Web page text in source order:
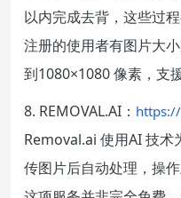
以内完成去背，这些过
注册的使用者有图片大
到1080×1080 像素，支
8. REMOVAL.AI：
Removal.ai 使用AI 技术
传图片后自动处理，操